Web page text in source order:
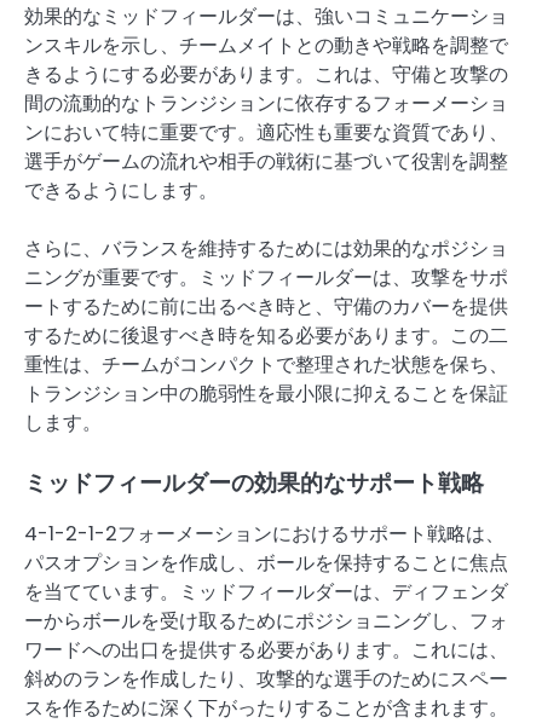
効果的なミッドフィールダーは、強いコミュニケーショ
ンスキルを示し、チームメイトとの動きや戦略を調整で
きるようにする必要があります。これは、守備と攻撃の
間の流動的なトランジションに依存するフォーメーショ
ンにおいて特に重要です。適応性も重要な資質であり、
選手がゲームの流れや相手の戦術に基づいて役割を調整
できるようにします。
さらに、バランスを維持するためには効果的なポジショ
ニングが重要です。ミッドフィールダーは、攻撃をサポ
ートするために前に出るべき時と、守備のカバーを提供
するために後退すべき時を知る必要があります。この二
重性は、チームがコンパクトで整理された状態を保ち、
トランジション中の脆弱性を最小限に抑えることを保証
します。
ミッドフィールダーの効果的なサポート戦略
4-1-2-1-2フォーメーションにおけるサポート戦略は、
パスオプションを作成し、ボールを保持することに焦点
を当てています。ミッドフィールダーは、ディフェンダ
ーからボールを受け取るためにポジショニングし、フォ
ワードへの出口を提供する必要があります。これには、
斜めのランを作成したり、攻撃的な選手のためにスペー
スを作るために深く下がったりすることが含まれます。